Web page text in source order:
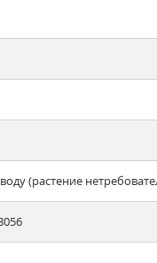
(растение